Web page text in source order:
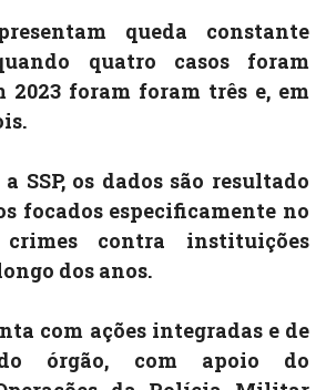
queda constante
quatro casos foram
2023 foram foram três e, em
SSP, os dados são resultado
focados especificamente no
contra instituições
dos anos.
com ações integradas e de
órgão, com apoio do